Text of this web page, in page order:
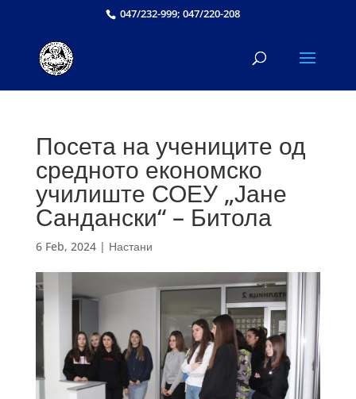
047/232-999; 047/220-208
Посета на учениците од
средното економско
училиште СОЕУ „Јане
Сандански“ – Битола
6 Feb, 2024| Настани